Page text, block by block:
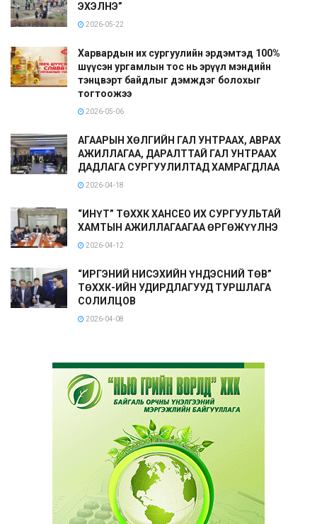
ЭХЭЛНЭ”
2026-05-22
Харвардын их сургуулийн эрдэмтэд 100%
шүүсэн ургамлын тос нь эрүүл мэндийн
тэнцвэрт байдлыг дэмждэг болохыг
тогтоожээ
2026-05-06
АГААРЫН ХӨЛГИЙН ГАЛ УНТРААХ, АВРАХ
АЖИЛЛАГАА, ДАРАЛТТАЙ ГАЛ УНТРААХ
ДАДЛАГА СУРГУУЛИЛТАД ХАМРАГДЛАА
2026-04-18
“ИНҮТ” ТӨХХК ХАНСЕО ИХ СУРГУУЛЬТАЙ
ХАМТЫН АЖИЛЛАГААГАА ӨРГӨЖҮҮЛНЭ
2026-04-12
“ИРГЭНИЙ НИСЭХИЙН ҮНДЭСНИЙ ТӨВ”
ТӨХХК-ИЙН УДИРДЛАГУУД ТУРШЛАГА
СОЛИЛЦОВ
2026-04-08